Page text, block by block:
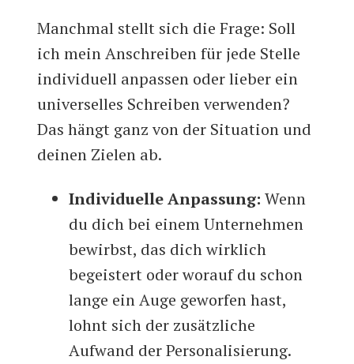
Manchmal stellt sich die Frage: Soll
ich mein Anschreiben für jede Stelle
individuell anpassen oder lieber ein
universelles Schreiben verwenden?
Das hängt ganz von der Situation und
deinen Zielen ab.
Individuelle Anpassung: Wenn
du dich bei einem Unternehmen
bewirbst, das dich wirklich
begeistert oder worauf du schon
lange ein Auge geworfen hast,
lohnt sich der zusätzliche
Aufwand der Personalisierung.